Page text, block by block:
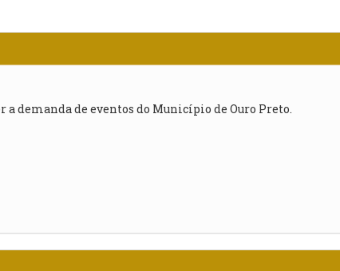
demanda de eventos do Município de Ouro Preto.